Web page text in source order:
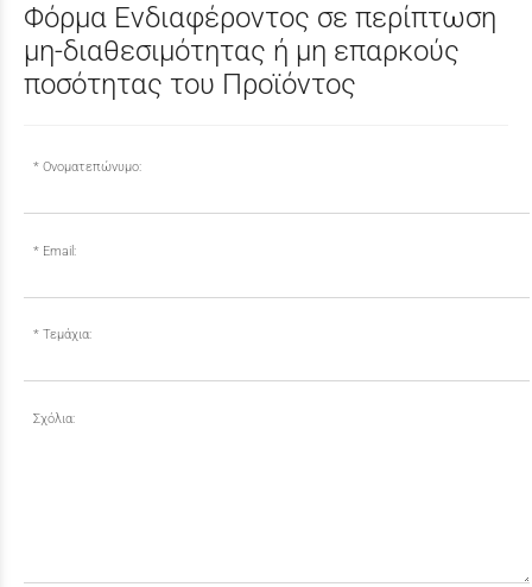
Φόρμα Ενδιαφέροντος σε περίπτωση
μη-διαθεσιμότητας ή μη επαρκούς
ποσότητας του Προϊόντος
Ονοματεπώνυμο:
Email:
Τεμάχια:
Σχόλια: